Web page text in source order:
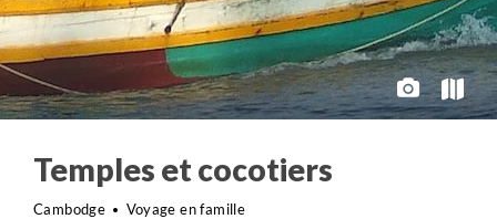
Temples et cocotiers
Cambodge Voyage en famille